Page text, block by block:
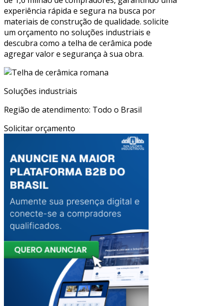
experiência rápida e segura na busca por
materiais de construção de qualidade. solicite
um orçamento no soluções industriais e
descubra como a telha de cerâmica pode
agregar valor e segurança à sua obra.
Soluções industriais
Região de atendimento: Todo o Brasil
Solicitar orçamento